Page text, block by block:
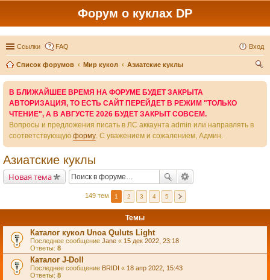
Форум о куклах DP
Ссылки FAQ Вход
Список форумов Мир кукол
Азиатские куклы
В БЛИЖАЙШЕЕ ВРЕМЯ НА ФОРУМЕ БУДЕТ ЗАКРЫТА
АВТОРИЗАЦИЯ, ТО ЕСТЬ САЙТ ПЕРЕЙДЕТ В РЕЖИМ "ТОЛЬКО
ЧТЕНИЕ", А В АВГУСТЕ 2026 БУДЕТ ЗАКРЫТ СОВСЕМ.
Вопросы и предложения писать в ЛС аккаунта admin или направлять в
соответствующую форму. С уважением и сожалением, Админ.
Азиатские куклы
Новая тема
149 тем 1 2 3 4 5
Темы
Каталог кукол Unoa Quluts Light
Последнее сообщение Jane « 15 дек 2022, 23:18
Ответы: 8
Каталог J-Doll
Последнее сообщение BRIDI « 18 апр 2022, 15:43
Ответы: 8